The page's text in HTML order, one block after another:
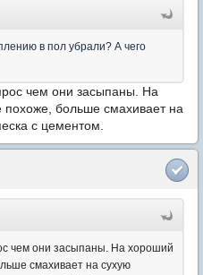
в пол убрали? А чего
чем они засыпаны. На
больше смахивает на
с цементом.
чем они засыпаны. На хороший
смахивает на сухую